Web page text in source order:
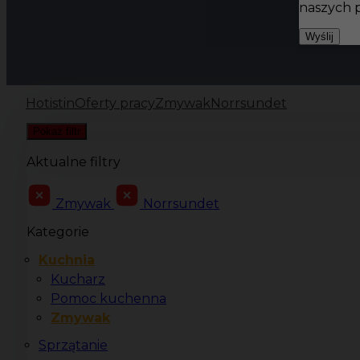
HotistinOferty pracyZmywak Norrsundet
Pokaż filtr
Aktualne filtry
Zmywak
Norrsundet
Kategorie
Kuchnia
Kucharz
Pomoc kuchenna
Zmywak
Sprzątanie
naszych
Wyślij